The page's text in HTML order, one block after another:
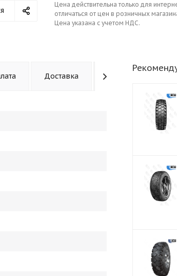
Цена действительна только для
отличаться от цен в розничных
Цена указана с учетом НДС.
Доставка